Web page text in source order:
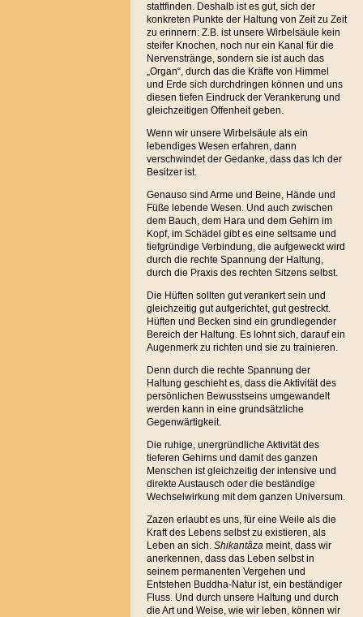
stattfinden. Deshalb ist es gut, sich der
konkreten Punkte der Haltung von Zeit zu Zeit
zu erinnern: Z.B. ist unsere Wirbelsäule kein
steifer Knochen, noch nur ein Kanal für die
Nervenstränge, sondern sie ist auch das
„Organ“, durch das die Kräfte von Himmel
und Erde sich durchdringen können und uns
diesen tiefen Eindruck der Verankerung und
gleichzeitigen Offenheit geben.
Wenn wir unsere Wirbelsäule als ein
lebendiges Wesen erfahren, dann
verschwindet der Gedanke, dass das Ich der
Besitzer ist.
Genauso sind Arme und Beine, Hände und
Füße lebende Wesen. Und auch zwischen
dem Bauch, dem Hara und dem Gehirn im
Kopf, im Schädel gibt es eine seltsame und
tiefgründige Verbindung, die aufgeweckt wird
durch die rechte Spannung der Haltung,
durch die Praxis des rechten Sitzens selbst.
Die Hüften sollten gut verankert sein und
gleichzeitig gut aufgerichtet, gut gestreckt.
Hüften und Becken sind ein grundlegender
Bereich der Haltung. Es lohnt sich, darauf ein
Augenmerk zu richten und sie zu trainieren.
Denn durch die rechte Spannung der
Haltung geschieht es, dass die Aktivität des
persönlichen Bewusstseins umgewandelt
werden kann in eine grundsätzliche
Gegenwärtigkeit.
Die ruhige, unergründliche Aktivität des
tieferen Gehirns und damit des ganzen
Menschen ist gleichzeitig der intensive und
direkte Austausch oder die beständige
Wechselwirkung mit dem ganzen Universum.
Zazen erlaubt es uns, für eine Weile als die
Kraft des Lebens selbst zu existieren, als
Leben an sich. Shikantâzameint, dass wir
anerkennen, dass das Leben selbst in
seinem permanenten Vergehen und
Entstehen Buddha-Natur ist, ein beständiger
Fluss. Und durch unsere Haltung und durch
die Art und Weise, wie wir leben, können wir